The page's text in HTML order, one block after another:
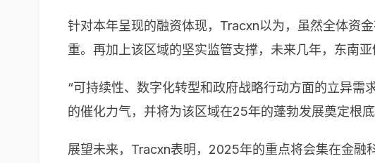
针对本年呈现的融资体现，Tracxn以为，虽然全体资
重。再加上该区域的坚实监管支撑，未来几年，东南亚
“可持续性、数字化转型和政府战略行动方面的立异
的催化力气，并将为该区域在25年的蓬勃发展奠定根
展望未来，Tracxn表明，2025年的重点将会集在金融